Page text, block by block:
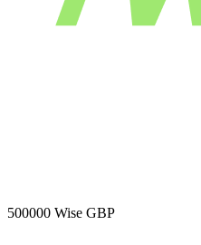
500000 Wise GBP